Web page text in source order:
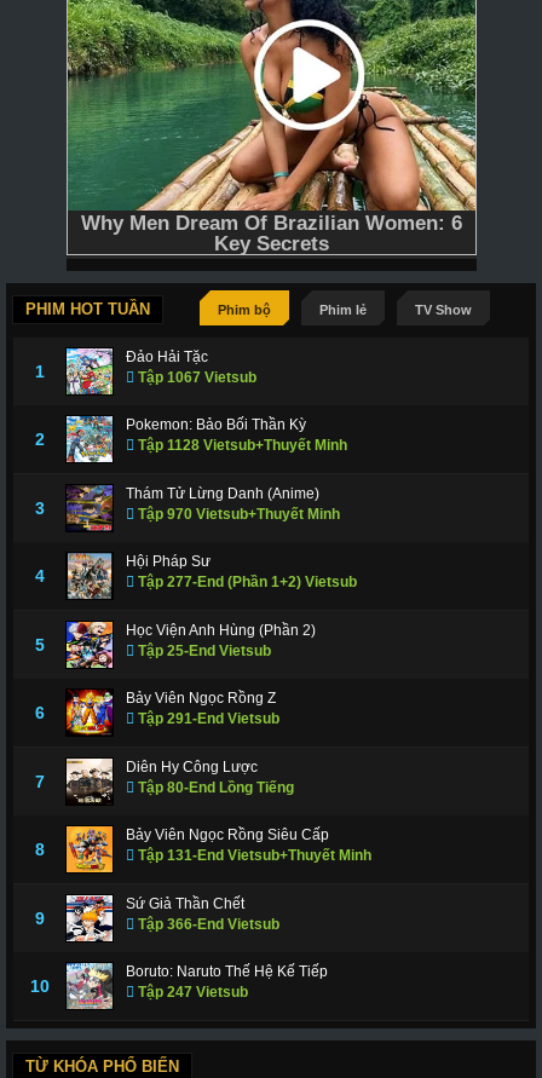
PHIM HOT TUẦN Phim bộ Phim lẻ TV Show
1
Đảo Hải Tặc
Tập 1067 Vietsub
2
Pokemon: Bảo Bối Thần Kỳ
Tập 1128 Vietsub+Thuyết Minh
3
Thám Tử Lừng Danh (Anime)
Tập 970 Vietsub+Thuyết Minh
4
Hội Pháp Sư
Tập 277-End (Phần 1+2) Vietsub
5
Học Viện Anh Hùng (Phần 2)
Tập 25-End Vietsub
6
Bảy Viên Ngọc Rồng Z
Tập 291-End Vietsub
7
Diên Hy Công Lược
Tập 80-End Lồng Tiếng
8
Bảy Viên Ngọc Rồng Siêu Cấp
Tập 131-End Vietsub+Thuyết Minh
9
Sứ Giả Thần Chết
Tập 366-End Vietsub
10
Boruto: Naruto Thế Hệ Kế Tiếp
Tập 247 Vietsub
TỪ KHÓA PHỔ BIẾN